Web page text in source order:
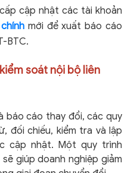
cập nhật các tài khoản
mới để xuất báo cáo
BTC.
soát nội bộ liên
báo cáo thay đổi, các quy
đối chiếu, kiểm tra và lập
cập nhật. Một quy trình
giúp doanh nghiệp giảm